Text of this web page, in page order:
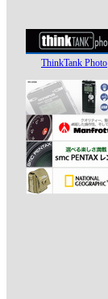
ThinkTank Photo